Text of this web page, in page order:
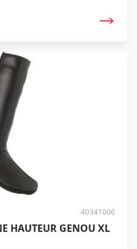
40341006
HAUTEUR GENOU XL